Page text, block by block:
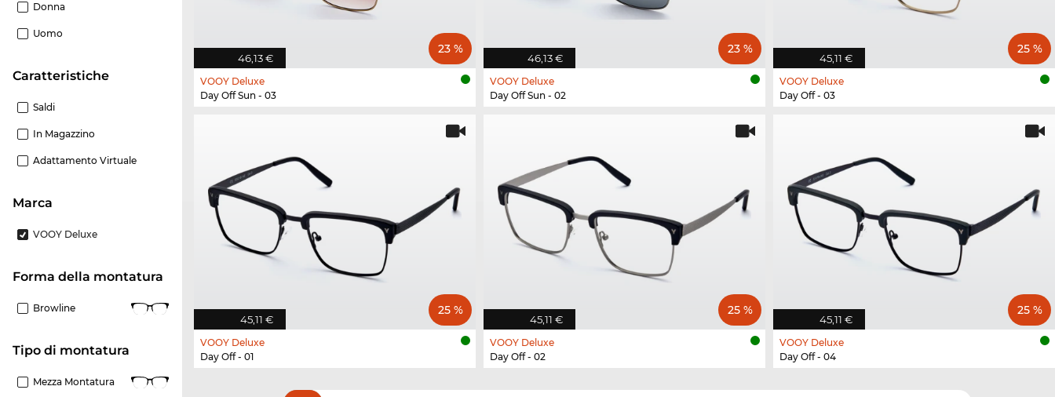
Donna
Uomo
Caratteristiche
Saldi
In Magazzino
Adattamento Virtuale
Marca
VOOY Deluxe
forma della montatura
Browline
Tipo di montatura
Mezza Montatura
46,13 €
23 %
VOOY Deluxe
Day Off Sun - 03
46,13 €
23 %
VOOY Deluxe
Day Off Sun - 02
45,11 €
25 %
VOOY Deluxe
Day Off - 03
45,11 €
25 %
VOOY Deluxe
Day Off - 01
45,11 €
25 %
VOOY Deluxe
Day Off - 02
45,11 €
25 %
VOOY Deluxe
Day Off - 04